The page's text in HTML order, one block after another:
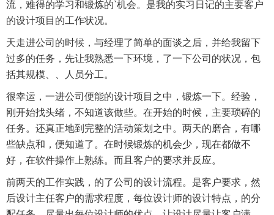
流，难得的学习和锻炼的`机会。是我的实习日记的主要客户
的设计项目的工作状况。
天走进公司的时候，与经理了简单的面谈之后，并给我留下
过多的任务，先让我熟悉一下环境，了一下公司的状况，包
括其规模、、人员分工。
很幸运，一进公司便能的设计项目之中，锻炼一下。经验，
刚开始找头绪，不知道该做些。在开始的时候，主要琐碎的
任务。还真正地到完整的活动策划之中。两天的磨合，有哪
些缺点和，便知道了。在时候锻炼的机会少，现在都做不
好，在软件操作上熟练。而且客户的要求并反应。
前两天的工作实践，的了公司的设计流程。是客户要求，然
后设计主任客户的需求程度，每位设计师的设计特点，的分